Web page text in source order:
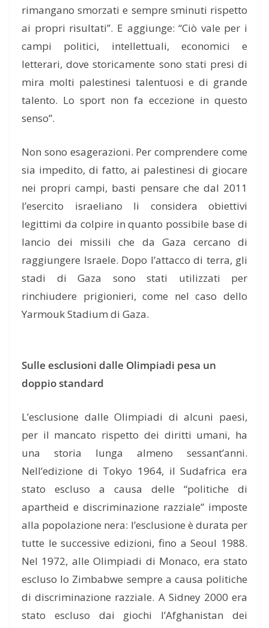
rimangano smorzati e sempre sminuti rispetto
ai propri risultati”. E aggiunge: “Ciò vale per i
campi politici, intellettuali, economici e
letterari, dove storicamente sono stati presi di
mira molti palestinesi talentuosi e di grande
talento. Lo sport non fa eccezione in questo
senso”.
Non sono esagerazioni. Per comprendere come
sia impedito, di fatto, ai palestinesi di giocare
nei propri campi, basti pensare che dal 2011
l’esercito israeliano li considera obiettivi
legittimi da colpire in quanto possibile base di
lancio dei missili che da Gaza cercano di
raggiungere Israele. Dopo l’attacco di terra, gli
stadi di Gaza sono stati utilizzati per
rinchiudere prigionieri, come nel caso dello
Yarmouk Stadium di Gaza.
Sulle esclusioni dalle Olimpiadi pesa un
doppio standard
L’esclusione dalle Olimpiadi di alcuni paesi,
per il mancato rispetto dei diritti umani, ha
una storia lunga almeno sessant’anni.
Nell’edizione di Tokyo 1964, il Sudafrica era
stato escluso a causa delle “politiche di
apartheid e discriminazione razziale” imposte
alla popolazione nera: l’esclusione è durata per
tutte le successive edizioni, fino a Seoul 1988.
Nel 1972, alle Olimpiadi di Monaco, era stato
escluso lo Zimbabwe sempre a causa politiche
di discriminazione razziale. A Sidney 2000 era
stato escluso dai giochi l’Afghanistan dei